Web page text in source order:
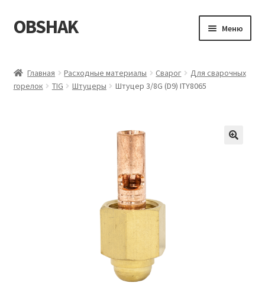
Перейти
к
Перейти
к
OBSHAK Меню
Категории
Главная Расходные материалы Сварог
Для сварочных
горелок
TIG Штуцеры Штуцер 3/8G (D9) ITY8065